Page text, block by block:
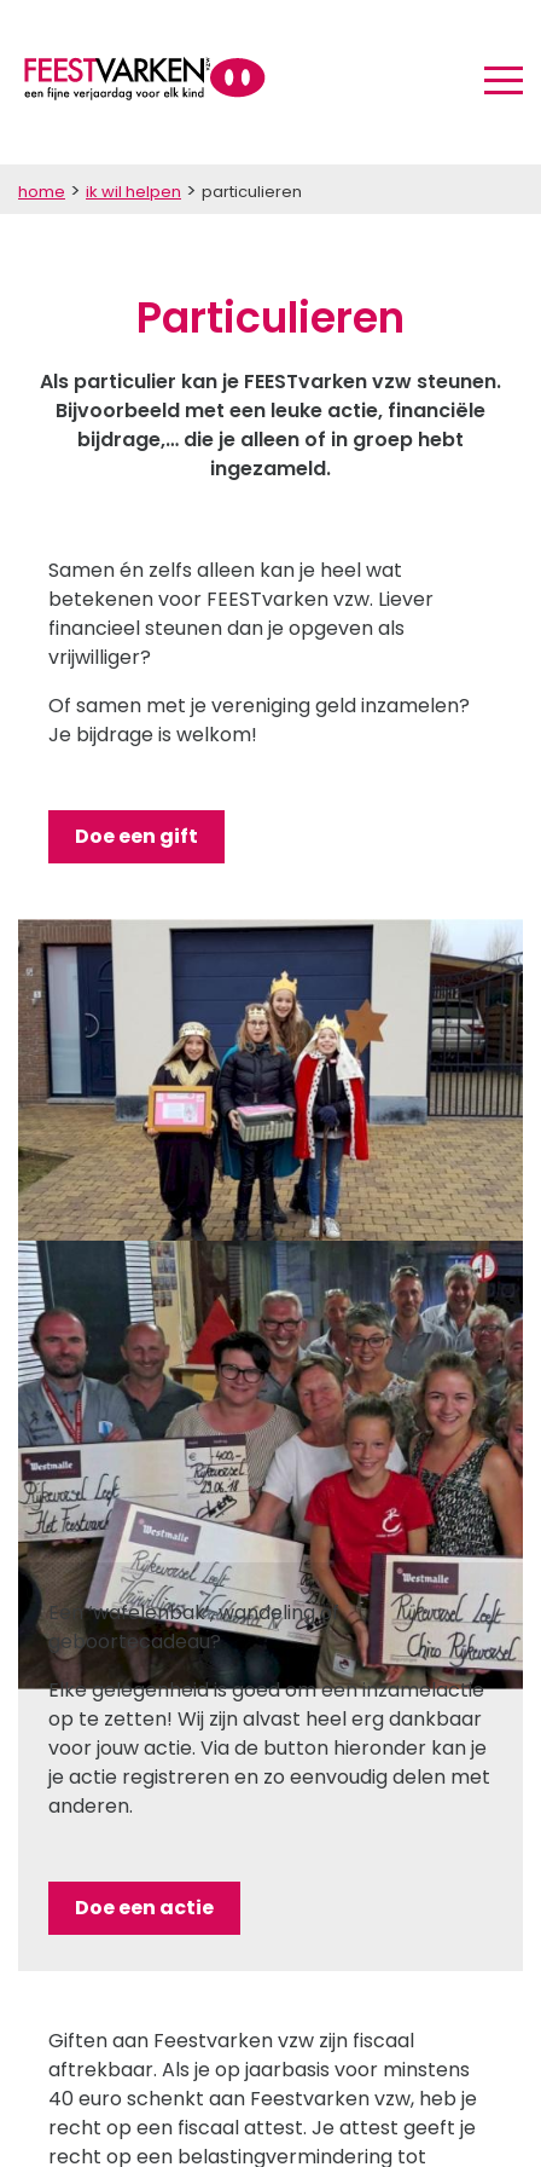
home > ik wil helpen > particulieren
Particulieren
Als particulier kan je FEESTvarken vzw steunen.
Bijvoorbeeld met een leuke actie, financiële
bijdrage,… die je alleen of in groep hebt
ingezameld.
Samen én zelfs alleen kan je heel wat
betekenen voor FEESTvarken vzw. Liever
financieel steunen dan je opgeven als
vrijwilliger?
Of samen met je vereniging geld inzamelen?
Je bijdrage is welkom!
Doe een gift
Een ‘wafelenbak’, wandeling of
geboortecadeau?
Elke gelegenheid is goed om een inzamelactie
op te zetten! Wij zijn alvast heel erg dankbaar
voor jouw actie. Via de button hieronder kan je
je actie registreren en zo eenvoudig delen met
anderen.
Doe een actie
Giften aan Feestvarken vzw zijn fiscaal
aftrekbaar. Als je op jaarbasis voor minstens
40 euro schenkt aan Feestvarken vzw, heb je
recht op een fiscaal attest. Je attest geeft je
recht op een belastingvermindering tot